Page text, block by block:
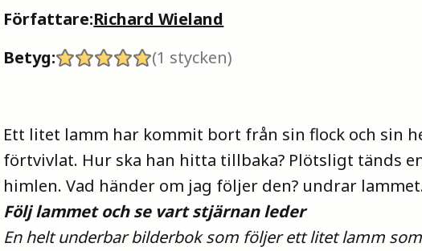
Författare:Richard Wieland
Betyg:
(1 stycken)
Ett litet lamm har kommit bort från sin flock och sin
förtvivlat. Hur ska han hitta tillbaka? Plötsligt tänds
himlen. Vad händer om jag följer den? undrar
Följ lammet och se vart stjärnan leder
En helt underbar bilderbok som följer ett litet lamm